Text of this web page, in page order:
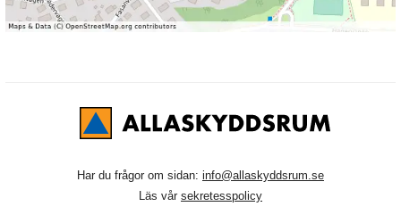
Har du frågor om sidan: info@allaskyddsrum.se
Läs vår sekretesspolicy